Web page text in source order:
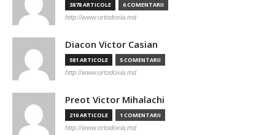
3878 ARTICOLE 6 COMENTARII
http://www.ortodoxia.md
Diacon Victor Casian
581 ARTICOLE 5 COMENTARII
http://www.ortodoxia.md
Preot Victor Mihalachi
210 ARTICOLE 1 COMENTARII
http://www.ortodoxia.md